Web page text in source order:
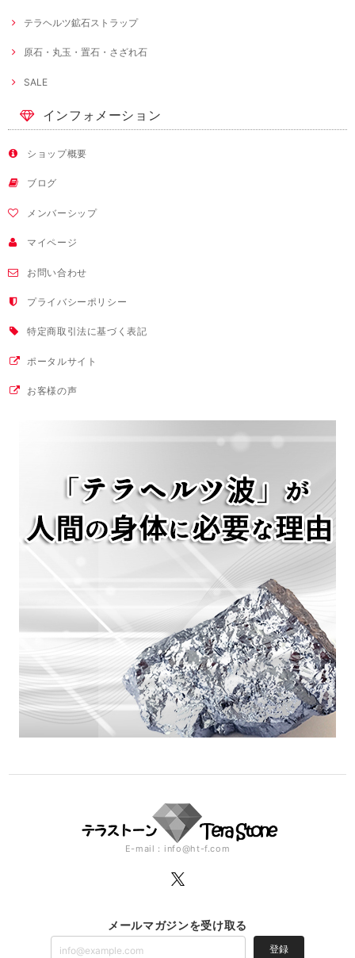
テラヘルツ鉱石ストラップ
原石・丸玉・置石・さざれ石
SALE
インフォメーション
ショップ概要
ブログ
メンバーシップ
マイページ
お問い合わせ
プライバシーポリシー
特定商取引法に基づく表記
ポータルサイト
お客様の声
E-mail： info@ht-f.com
メールマガジンを受け取る
登録